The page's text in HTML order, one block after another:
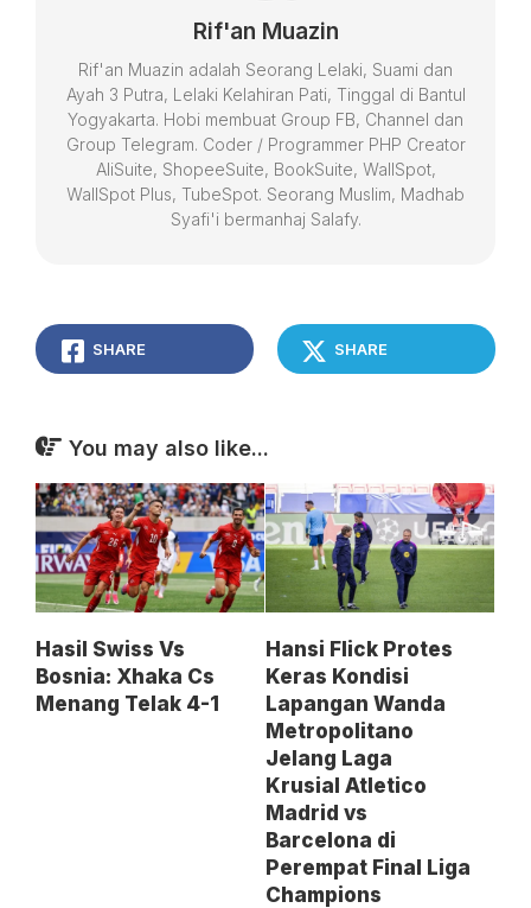
Rif'an Muazin
Rif'an Muazin adalah Seorang Lelaki, Suami dan
Ayah 3 Putra, Lelaki Kelahiran Pati, Tinggal di Bantul
Yogyakarta. Hobi membuat Group FB, Channel dan
Group Telegram. Coder / Programmer PHP Creator
AliSuite, ShopeeSuite, BookSuite, WallSpot,
WallSpot Plus, TubeSpot. Seorang Muslim, Madhab
Syafi'i bermanhaj Salafy.
SHARE SHARE
You may also like...
Hasil Swiss Vs
Bosnia: Xhaka Cs
Menang Telak 4-1
Hansi Flick Protes
Keras Kondisi
Lapangan Wanda
Metropolitano
Jelang Laga
Krusial Atletico
Madrid vs
Barcelona di
Perempat Final Liga
Champions